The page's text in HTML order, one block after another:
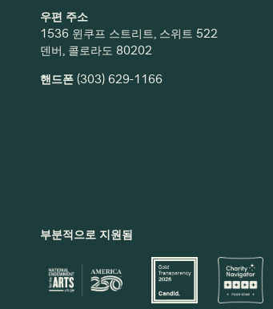
우편 주소
1536 윈쿠프 스트리트, 스위트 522
덴버, 콜로라도 80202
핸드폰 (303) 629-1166
부분적으로 지원됨